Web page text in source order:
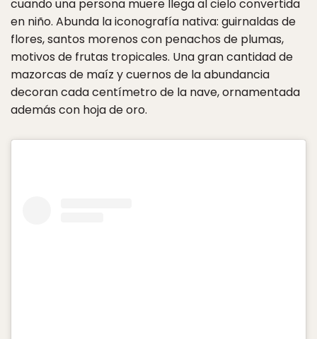
cuando una persona muere llega al cielo convertida
en niño. Abunda la iconografía nativa: guirnaldas de
flores, santos morenos con penachos de plumas,
motivos de frutas tropicales. Una gran cantidad de
mazorcas de maíz y cuernos de la abundancia
decoran cada centímetro de la nave, ornamentada
además con hoja de oro.